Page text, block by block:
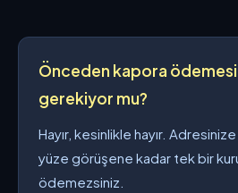
Önceden kapora
gerekiyor mu?
Hayır, kesinlikle hayır.
yüze görüşene kadar tek bir
ödemezsiniz.